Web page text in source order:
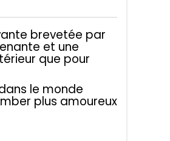
brevetée par
et une
que pour
le monde
plus amoureux